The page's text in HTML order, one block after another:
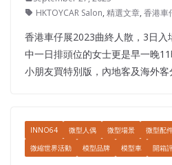
HKTOYCAR Salon, 精選文章, 香港車
香港車仔展2023曲終人散，3日入
中一日排頭位的女士更是早一晚
小朋友買特別版，內地客及海外客
INNO64 微型人偶 微型場景 微型配
微縮世界活動
模型品牌 模型車 開箱